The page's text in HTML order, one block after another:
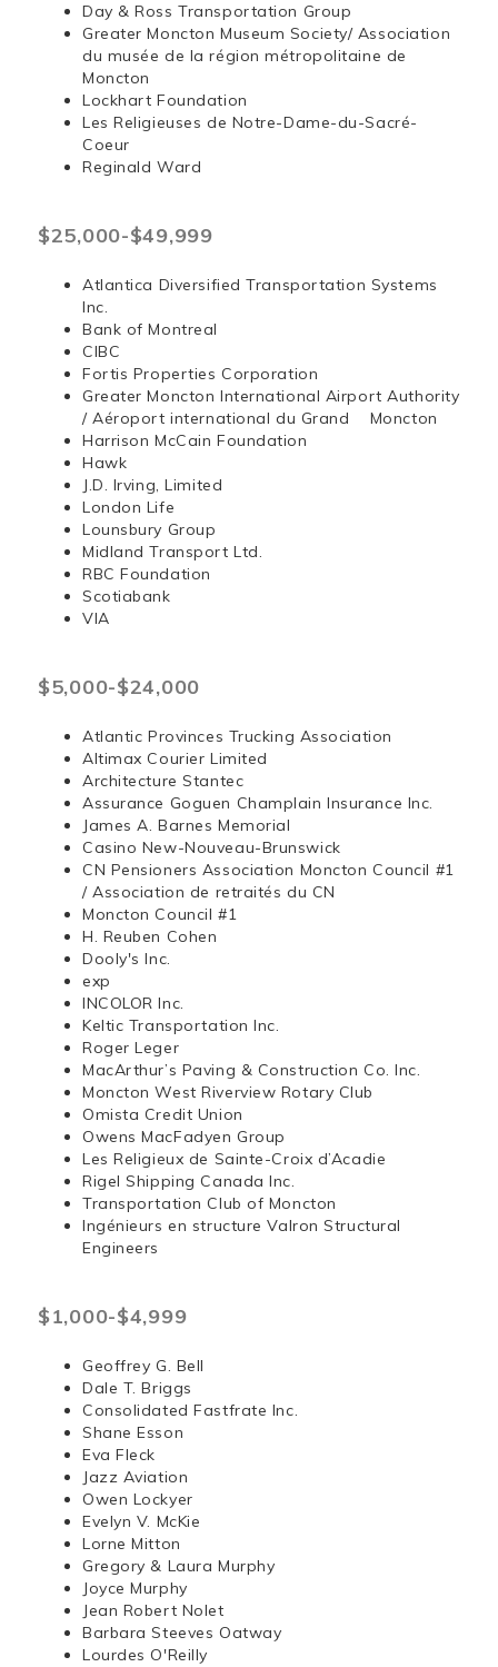
Day & Ross Transportation Group
Greater Moncton Museum Society/ Association
du musée de la région métropolitaine de
Moncton
Lockhart Foundation
Les Religieuses de Notre-Dame-du-Sacré-
Coeur
Reginald Ward
$25,000-$49,999
Atlantica Diversified Transportation Systems
Inc.
Bank of Montreal
CIBC
Fortis Properties Corporation
Greater Moncton International Airport Authority
/ Aéroport international du Grand Moncton
Harrison McCain Foundation
Hawk
J.D. Irving, Limited
London Life
Lounsbury Group
Midland Transport Ltd.
RBC Foundation
Scotiabank
VIA
$5,000-$24,000
Atlantic Provinces Trucking Association
Altimax Courier Limited
Architecture Stantec
Assurance Goguen Champlain Insurance Inc.
James A. Barnes Memorial
Casino New-Nouveau-Brunswick
CN Pensioners Association Moncton Council #1
/ Association de retraités du CN
Moncton Council #1
H. Reuben Cohen
Dooly's Inc.
exp
INCOLOR Inc.
Keltic Transportation Inc.
Roger Leger
MacArthur’s Paving & Construction Co. Inc.
Moncton West Riverview Rotary Club
Omista Credit Union
Owens MacFadyen Group
Les Religieux de Sainte-Croix d’Acadie
Rigel Shipping Canada Inc.
Transportation Club of Moncton
Ingénieurs en structure Valron Structural
Engineers
$1,000-$4,999
Geoffrey G. Bell
Dale T. Briggs
Consolidated Fastfrate Inc.
Shane Esson
Eva Fleck
Jazz Aviation
Owen Lockyer
Evelyn V. McKie
Lorne Mitton
Gregory & Laura Murphy
Joyce Murphy
Jean Robert Nolet
Barbara Steeves Oatway
Lourdes O'Reilly